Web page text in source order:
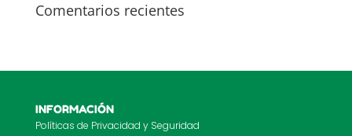
Comentarios recientes
INFORMACIÓN
Políticas de Privacidad y Seguridad